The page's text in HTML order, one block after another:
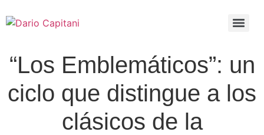
“Los Emblemáticos”: un
ciclo que distingue a los
clásicos de la